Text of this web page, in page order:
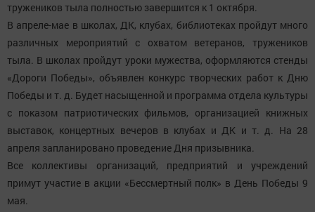
тружеников тыла полностью завершится к 1 октября.
В апреле-мае в школах, ДК, клубах, библиотеках пройдут много
различных мероприятий с охватом ветеранов, тружеников
тыла. В школах пройдут уроки мужества, оформляются стенды
«Дороги Победы», объявлен конкурс творческих работ к Дню
Победы и т. д. Будет насыщенной и программа отдела культуры
с показом патриотических фильмов, организацией книжных
выставок, концертных вечеров в клубах и ДК и т. д. На 28
апреля запланировано проведение Дня призывника.
Все коллективы организаций, предприятий и учреждений
примут участие в акции «Бессмертный полк» в День Победы 9
мая.